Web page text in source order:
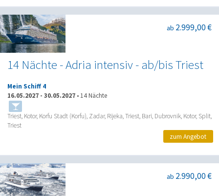
14 Nächte - Adria intensiv - ab/bis Triest
ab 2.999,00 €
Mein Schiff 4
16.05.2027 - 30.05.2027 • 14 Nächte
Triest, Kotor, Korfu Stadt (Korfu), Zadar, Rijeka, Triest, Bari, Dubrovnik, Kotor, Split,
Triest
zum Angebot
ab 2.990,00 €